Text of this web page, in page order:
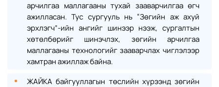
арчилгаа маллагааны тухай зааварчилгаа өгч
ажилласан. Тус сургууль нь “Зөгийн аж ахуй
эрхлэгч”-ийн ангийг шинээр нээж, сургалтын
хөтөлбөрийг шинэчлэх, зөгийн арчилгаа
маллагааны технологийг зааварчлах чиглэлээр
хамтран ажиллаж байна.
ЖАЙКА байгууллагын төслийн хүрээнд зөгийн